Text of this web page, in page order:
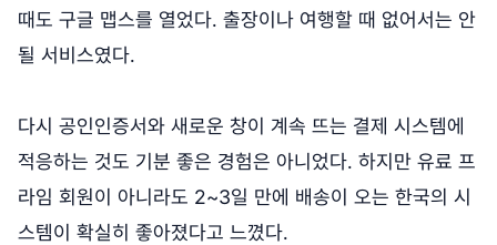
때도 구글 맵스를 열었다. 출장이나 여행할 때 없어서는 안
될 서비스였다.
다시 공인인증서와 새로운 창이 계속 뜨는 결제 시스템에
적응하는 것도 기분 좋은 경험은 아니었다. 하지만 유료 프
라임 회원이 아니라도 2~3일 만에 배송이 오는 한국의 시
스템이 확실히 좋아졌다고 느꼈다.